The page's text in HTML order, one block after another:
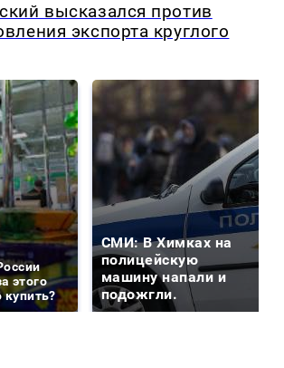
высказался против
экспорта круглого
этого
купить?
СМИ: В Химках на
полицейскую
машину напали и
подожгли.